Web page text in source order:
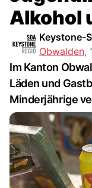
Alkohol
Keystone-
Obwalden,
Im Kanton
Läden und
Minderjährige